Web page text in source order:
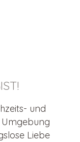
und
Liebe